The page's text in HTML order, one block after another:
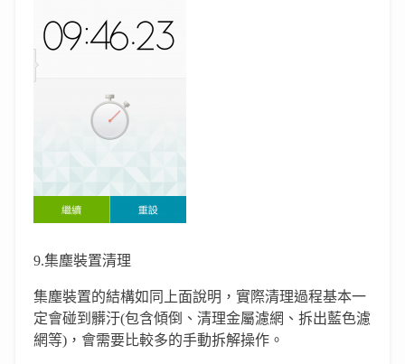
9.集塵裝置清理
集塵裝置的結構如同上面說明，實際清理過程基本一
定會碰到髒汙(包含傾倒、清理金屬濾網、拆出藍色濾
網等)，會需要比較多的手動拆解操作。